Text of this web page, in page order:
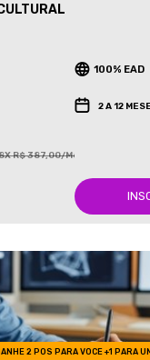
100% EAD
2 A 12
R$ 387,00/Mês
2 POS PARA VOCE +1 PARA